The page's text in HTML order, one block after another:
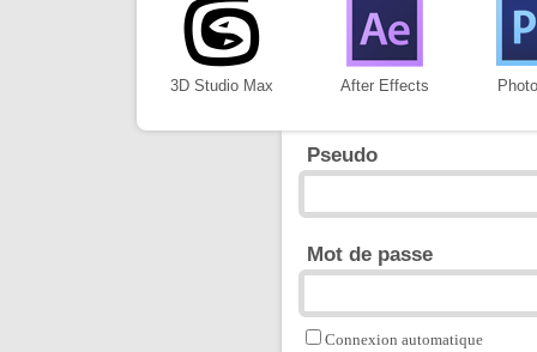
3D Studio Max After Effects
Pseudo
Mot de passe
Connexion automatique